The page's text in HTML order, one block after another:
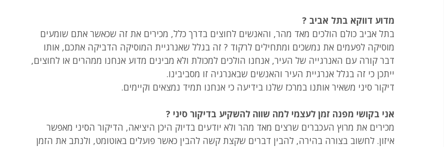
מדוע דווקא בתל אביב ?
בתל אביב כולם הולכים מאד מהר, והאנשים לחוצים בדרך כלל, מכירים את זה שכאשר אתם שומעים
מוסיקה לפעמים את נמשכים ומתחילים לרקוד ? זה בגלל שאנרגיית המוסיקה הדביקה אתכם, אותו
דבר קורה עם האנרגייה של העיר, אנחנו הולכים למכולת ולא מבינים מדוע אנחנו ממהרים או לחוצים,
ייתכן כי זה בגלל אנרגיית העיר והאנשים שבאנרגיה זו מסביבינו.
דיקור סיני משאיר אותנו במרכז שלנו בידיעה כי אנחנו תמיד נמצאים וקיימים.
אני בקושי מפנה זמן לעצמי למה שווה להשקיע בדיקור סיני ?
מכירים את מרוץ העכברים שרצים מאד מהר ולא יודעים בדיוק היכן היציאה, הדיקור הסיני מאפשר
איזון. לחשוב בצורה בהירה, להבין דברים שקצת קשה להבין כאשר פועלים באוטומט, ולנתב את הזמן